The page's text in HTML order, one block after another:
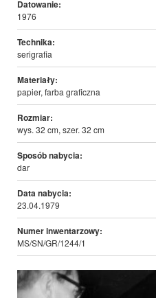
Datowanie:
1976
Technika:
serigrafia
Materiały:
papier, farba graficzna
Rozmiar:
wys. 32 cm, szer. 32 cm
Sposób nabycia:
dar
Data nabycia:
23.04.1979
Numer inwentarzowy:
MS/SN/GR/1244/1